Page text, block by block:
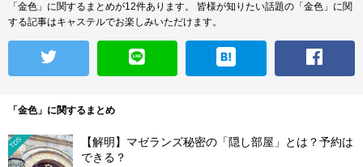
「金色」に関するまとめが12件あります。
皆様が知りたい話題の「金色」に関
する記事はキャステルでお楽しみいただけます。
「金色」に関するまとめ
TDS
【解明】マゼランズ秘密の「隠し部屋」とは？予約は
できる？